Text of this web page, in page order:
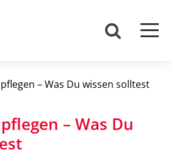
– Was Du wissen solltest
– Was Du